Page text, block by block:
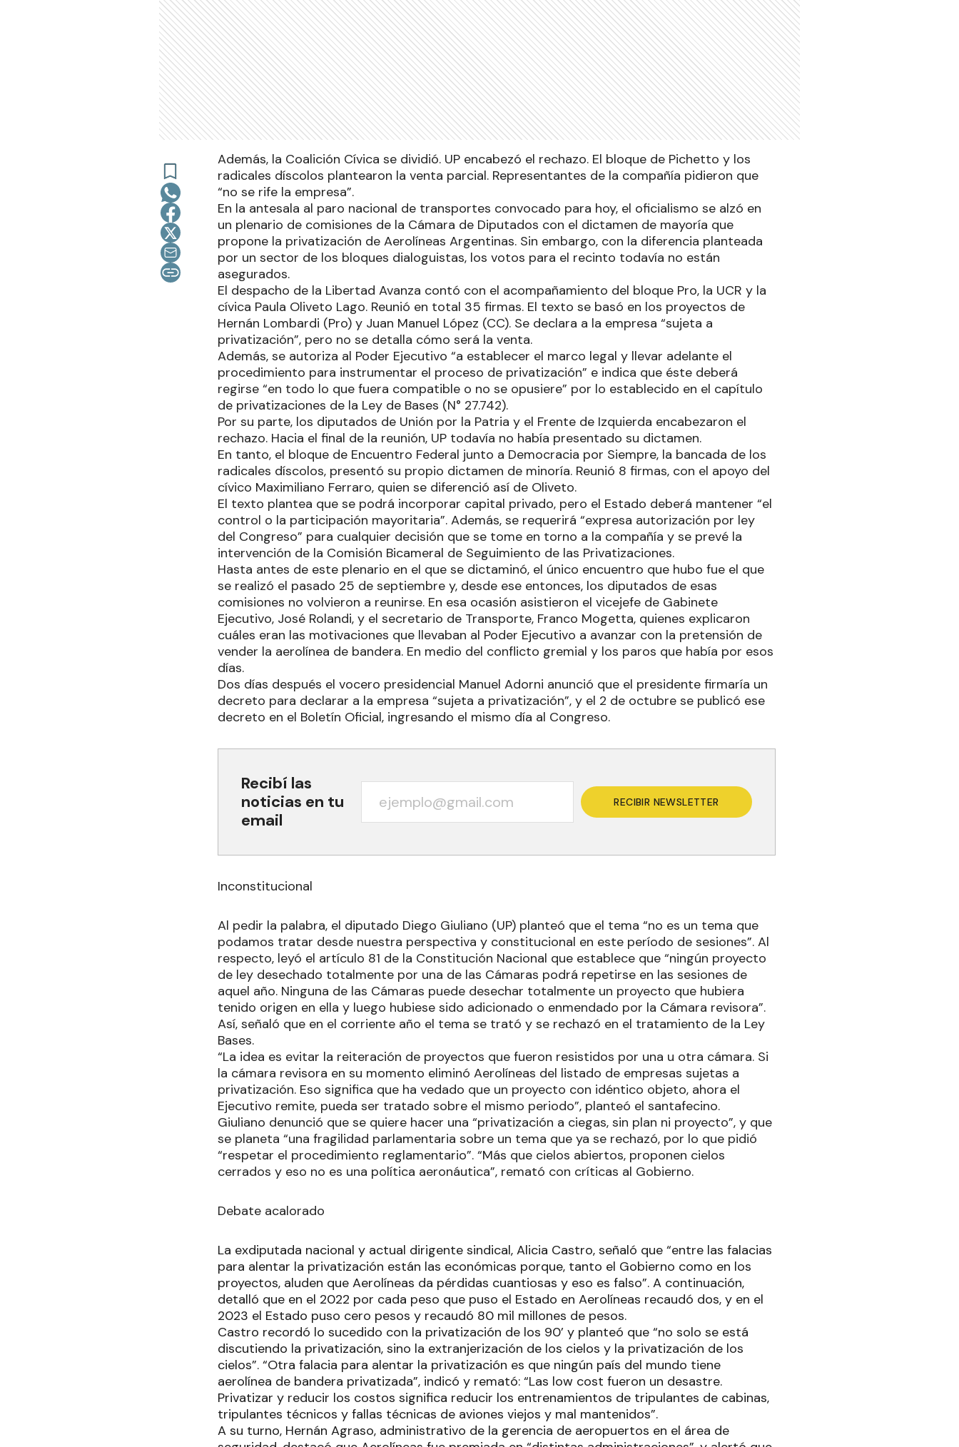
Además, la Coalición Cívica se dividió. UP encabezó el rechazo. El bloque de Pichetto y los
radicales díscolos plantearon la venta parcial. Representantes de la compañía pidieron que
“no se rife la empresa”.
En la antesala al paro nacional de transportes convocado para hoy, el oficialismo se alzó en
un plenario de comisiones de la Cámara de Diputados con el dictamen de mayoría que
propone la privatización de Aerolíneas Argentinas. Sin embargo, con la diferencia planteada
por un sector de los bloques dialoguistas, los votos para el recinto todavía no están
asegurados.
El despacho de la Libertad Avanza contó con el acompañamiento del bloque Pro, la UCR y la
cívica Paula Oliveto Lago. Reunió en total 35 firmas. El texto se basó en los proyectos de
Hernán Lombardi (Pro) y Juan Manuel López (CC). Se declara a la empresa “sujeta a
privatización”, pero no se detalla cómo será la venta.
Además, se autoriza al Poder Ejecutivo “a establecer el marco legal y llevar adelante el
procedimiento para instrumentar el proceso de privatización” e indica que éste deberá
regirse “en todo lo que fuera compatible o no se opusiere” por lo establecido en el capítulo
de privatizaciones de la Ley de Bases (N° 27.742).
Por su parte, los diputados de Unión por la Patria y el Frente de Izquierda encabezaron el
rechazo. Hacia el final de la reunión, UP todavía no había presentado su dictamen.
En tanto, el bloque de Encuentro Federal junto a Democracia por Siempre, la bancada de los
radicales díscolos, presentó su propio dictamen de minoría. Reunió 8 firmas, con el apoyo del
cívico Maximiliano Ferraro, quien se diferenció así de Oliveto.
El texto plantea que se podrá incorporar capital privado, pero el Estado deberá mantener “el
control o la participación mayoritaria”. Además, se requerirá “expresa autorización por ley
del Congreso” para cualquier decisión que se tome en torno a la compañía y se prevé la
intervención de la Comisión Bicameral de Seguimiento de las Privatizaciones.
Hasta antes de este plenario en el que se dictaminó, el único encuentro que hubo fue el que
se realizó el pasado 25 de septiembre y, desde ese entonces, los diputados de esas
comisiones no volvieron a reunirse. En esa ocasión asistieron el vicejefe de Gabinete
Ejecutivo, José Rolandi, y el secretario de Transporte, Franco Mogetta, quienes explicaron
cuáles eran las motivaciones que llevaban al Poder Ejecutivo a avanzar con la pretensión de
vender la aerolínea de bandera. En medio del conflicto gremial y los paros que había por esos
días.
Dos días después el vocero presidencial Manuel Adorni anunció que el presidente firmaría un
decreto para declarar a la empresa “sujeta a privatización”, y el 2 de octubre se publicó ese
decreto en el Boletín Oficial, ingresando el mismo día al Congreso.
Recibí las
noticias en tu
email
RECIBIR NEWSLETTER
Inconstitucional
Al pedir la palabra, el diputado Diego Giuliano (UP) planteó que el tema “no es un tema que
podamos tratar desde nuestra perspectiva y constitucional en este período de sesiones”. Al
respecto, leyó el artículo 81 de la Constitución Nacional que establece que “ningún proyecto
de ley desechado totalmente por una de las Cámaras podrá repetirse en las sesiones de
aquel año. Ninguna de las Cámaras puede desechar totalmente un proyecto que hubiera
tenido origen en ella y luego hubiese sido adicionado o enmendado por la Cámara revisora”.
Así, señaló que en el corriente año el tema se trató y se rechazó en el tratamiento de la Ley
Bases.
“La idea es evitar la reiteración de proyectos que fueron resistidos por una u otra cámara. Si
la cámara revisora en su momento eliminó Aerolíneas del listado de empresas sujetas a
privatización. Eso significa que ha vedado que un proyecto con idéntico objeto, ahora el
Ejecutivo remite, pueda ser tratado sobre el mismo periodo”, planteó el santafecino.
Giuliano denunció que se quiere hacer una “privatización a ciegas, sin plan ni proyecto”, y que
se planeta “una fragilidad parlamentaria sobre un tema que ya se rechazó, por lo que pidió
“respetar el procedimiento reglamentario”. “Más que cielos abiertos, proponen cielos
cerrados y eso no es una política aeronáutica”, remató con críticas al Gobierno.
Debate acalorado
La exdiputada nacional y actual dirigente sindical, Alicia Castro, señaló que “entre las falacias
para alentar la privatización están las económicas porque, tanto el Gobierno como en los
proyectos, aluden que Aerolíneas da pérdidas cuantiosas y eso es falso”. A continuación,
detalló que en el 2022 por cada peso que puso el Estado en Aerolíneas recaudó dos, y en el
2023 el Estado puso cero pesos y recaudó 80 mil millones de pesos.
Castro recordó lo sucedido con la privatización de los 90’ y planteó que “no solo se está
discutiendo la privatización, sino la extranjerización de los cielos y la privatización de los
cielos”. “Otra falacia para alentar la privatización es que ningún país del mundo tiene
aerolínea de bandera privatizada”, indicó y remató: “Las low cost fueron un desastre.
Privatizar y reducir los costos significa reducir los entrenamientos de tripulantes de cabinas,
tripulantes técnicos y fallas técnicas de aviones viejos y mal mantenidos”.
A su turno, Hernán Agraso, administrativo de la gerencia de aeropuertos en el área de